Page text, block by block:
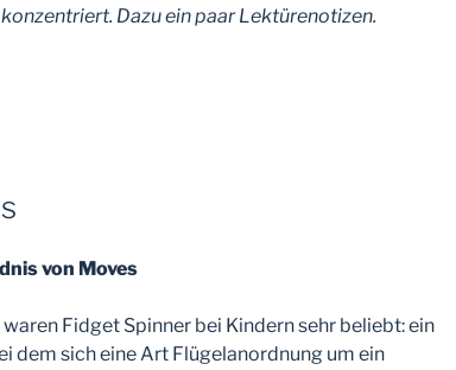
Dazu ein paar Lektürenotizen.
von Moves
waren Fidget Spinner bei Kindern sehr beliebt: ein
dem sich eine Art Flügelanordnung um ein